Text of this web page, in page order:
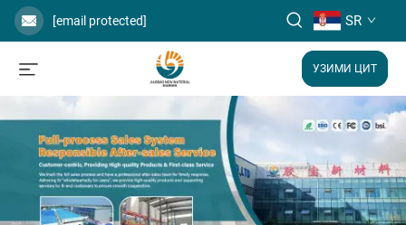
[email protected] SR
УЗИМИ ЦИТ